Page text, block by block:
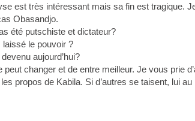
est très intéressant mais sa fin est tragique.
Obasandjo.
été putschiste et dictateur?
laissé le pouvoir ?
devenu aujourd’hui?
peut changer et de entre meilleur. Je vous prie
propos de Kabila. Si d’autres se taisent, lui